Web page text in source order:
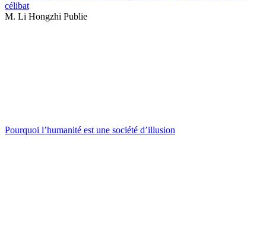
célibat
M. Li Hongzhi Publie
Pourquoi l’humanité est une société d’illusion